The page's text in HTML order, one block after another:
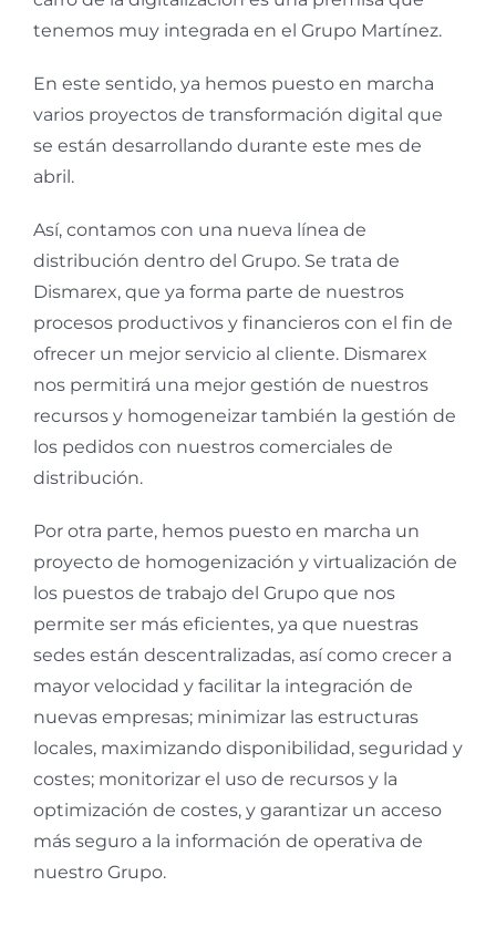
tenemos muy integrada en el Grupo Martínez.
En este sentido, ya hemos puesto en marcha
varios proyectos de transformación digital que
se están desarrollando durante este mes de
abril.
Así, contamos con una nueva línea de
distribución dentro del Grupo. Se trata de
Dismarex, que ya forma parte de nuestros
procesos productivos y financieros con el fin de
ofrecer un mejor servicio al cliente. Dismarex
nos permitirá una mejor gestión de nuestros
recursos y homogeneizar también la gestión de
los pedidos con nuestros comerciales de
distribución.
Por otra parte, hemos puesto en marcha un
proyecto de homogenización y virtualización de
los puestos de trabajo del Grupo que nos
permite ser más eficientes, ya que nuestras
sedes están descentralizadas, así como crecer a
mayor velocidad y facilitar la integración de
nuevas empresas; minimizar las estructuras
locales, maximizando disponibilidad, seguridad y
costes; monitorizar el uso de recursos y la
optimización de costes, y garantizar un acceso
más seguro a la información de operativa de
nuestro Grupo.